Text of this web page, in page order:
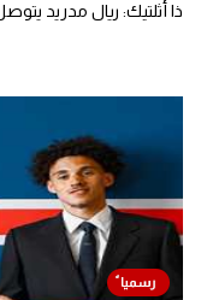
ذا أثلتيك: ريال مدريد